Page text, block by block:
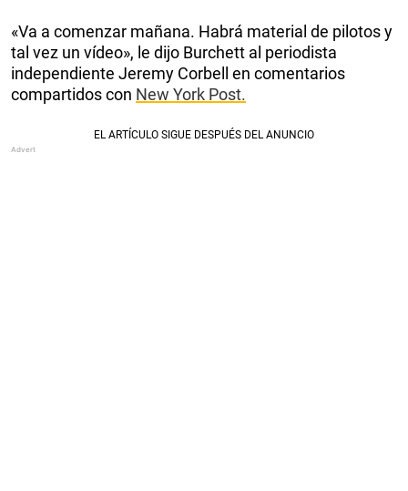
«Va a comenzar mañana. Habrá material de pilotos y
tal vez un vídeo», le dijo Burchett al periodista
independiente Jeremy Corbell en comentarios
compartidos con New York Post.